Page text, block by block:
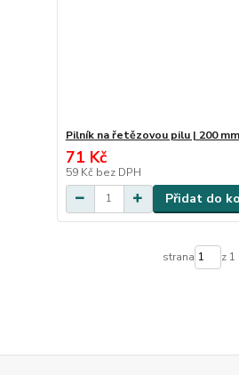
Pilník na řetězovou pilu | 200
71 Kč
59 Kč bez DPH
Přidat do
strana z 1